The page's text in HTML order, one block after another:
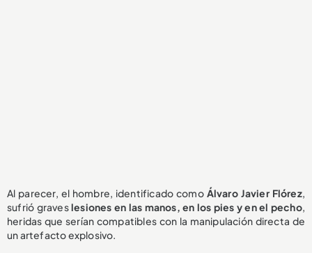
Al parecer, el hombre, identificado como Álvaro Javier Flórez,
sufrió graveslesiones en las manos, en los pies y en el pecho,
heridas que serían compatibles con la manipulación directa de
un artefacto explosivo.